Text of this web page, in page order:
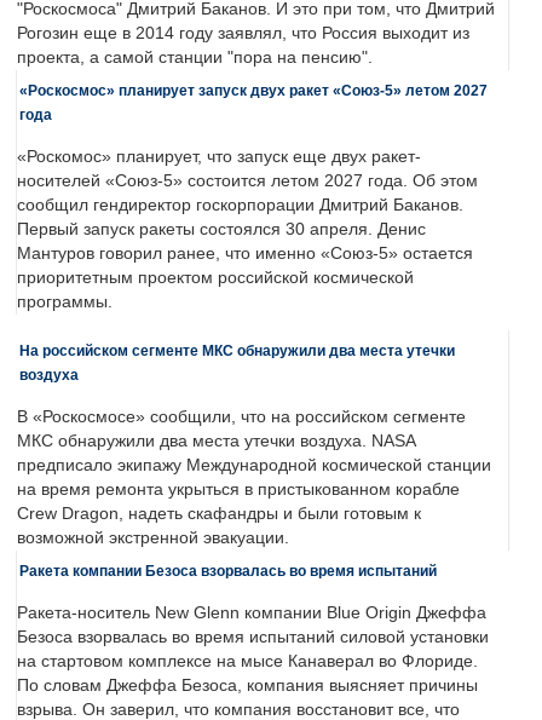
"Роскосмоса" Дмитрий Баканов. И это при том, что Дмитрий
Рогозин еще в 2014 году заявлял, что Россия выходит из
проекта, а самой станции "пора на пенсию".
«Роскосмос» планирует запуск двух ракет «Союз-5» летом 2027
года
«Роскомос» планирует, что запуск еще двух ракет-
носителей «Союз-5» состоится летом 2027 года. Об этом
сообщил гендиректор госкорпорации Дмитрий Баканов.
Первый запуск ракеты состоялся 30 апреля. Денис
Мантуров говорил ранее, что именно «Союз-5» остается
приоритетным проектом российской космической
программы.
На российском сегменте МКС обнаружили два места утечки
воздуха
В «Роскосмосе» сообщили, что на российском сегменте
МКС обнаружили два места утечки воздуха. NASA
предписало экипажу Международной космической станции
на время ремонта укрыться в пристыкованном корабле
Crew Dragon, надеть скафандры и были готовым к
возможной экстренной эвакуации.
Ракета компании Безоса взорвалась во время испытаний
Ракета-носитель New Glenn компании Blue Origin Джеффа
Безоса взорвалась во время испытаний силовой установки
на стартовом комплексе на мысе Канаверал во Флориде.
По словам Джеффа Безоса, компания выясняет причины
взрыва. Он заверил, что компания восстановит все, что